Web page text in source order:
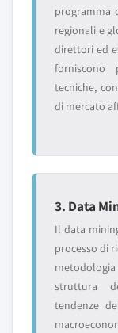
programma
regionali e
direttori ed
forniscono
tecniche,
di mercato
3. Data
Il data
processo di
metodologia
struttura
tendenze